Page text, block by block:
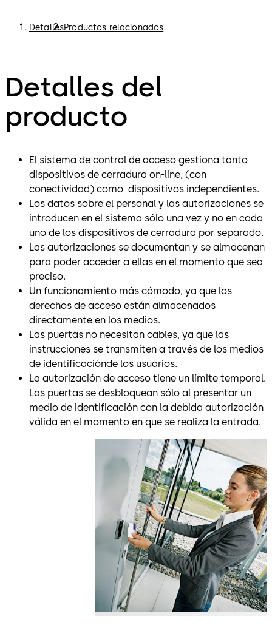
DetallesProductos relacionados
Detalles del
producto
El sistema de control de acceso gestiona tanto
dispositivos de cerradura on-line, (con
conectividad) como dispositivos independientes.
Los datos sobre el personal y las autorizaciones se
introducen en el sistema sólo una vez y no en cada
uno de los dispositivos de cerradura por separado.
Las autorizaciones se documentan y se almacenan
para poder acceder a ellas en el momento que sea
preciso.
Un funcionamiento más cómodo, ya que los
derechos de acceso están almacenados
directamente en los medios.
Las puertas no necesitan cables, ya que las
instrucciones se transmiten a través de los medios
de identificaciónde los usuarios.
La autorización de acceso tiene un límite temporal.
Las puertas se desbloquean sólo al presentar un
medio de identificación con la debida autorización
válida en el momento en que se realiza la entrada.